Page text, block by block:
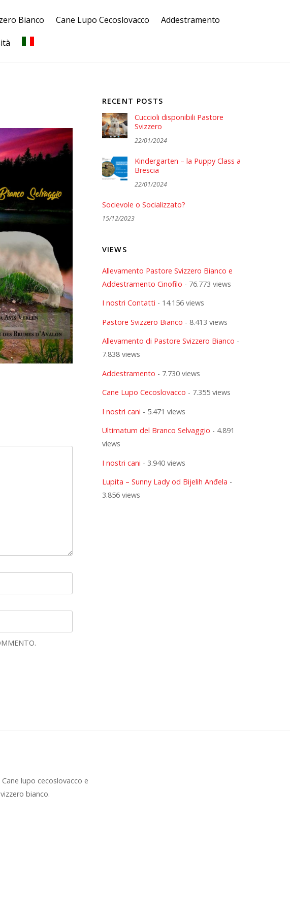
Bianco Cane Lupo Cecoslovacco Addestramento
RECENT POSTS
Cuccioli disponibili Pastore
Svizzero
22/01/2024
Kindergarten – la Puppy Class a
Brescia
22/01/2024
Socievole o Socializzato?
15/12/2023
VIEWS
Allevamento Pastore Svizzero Bianco e
Addestramento Cinofilo - 76.773 views
I nostri Contatti - 14.156 views
Pastore Svizzero Bianco - 8.413 views
Allevamento di Pastore Svizzero Bianco -
7.838 views
Addestramento - 7.730 views
Cane Lupo Cecoslovacco - 7.355 views
I nostri cani - 5.471 views
Ultimatum del Branco Selvaggio - 4.891
views
I nostri cani - 3.940 views
Lupita – Sunny Lady od Bijelih Anđela -
3.856 views
Cane lupo cecoslovacco e
bianco.